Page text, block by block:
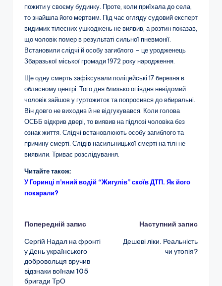
пожити у своєму будинку. Проте, коли приїхала до села,
то знайшла його мертвим. Під час огляду судовий експерт
видимих тілесних ушкоджень не виявив, а розтин показав,
що чоловік помер в результаті сильної пневмонії.
Встановили слідчі й особу загиблого – це уродженець
Збаразької міської громади 1972 року народження.
Ще одну смерть зафіксували поліцейські 17 березня в
обласному центрі. Того дня близько опівдня невідомий
чоловік зайшов у гуртожиток та попросився до вбиральні.
Він довго не виходив й не відгукувався. Коли голова
ОСББ відкрив двері, то виявив на підлозі чоловіка без
ознак життя. Слідчі встановлюють особу загиблого та
причину смерті. Слідів насильницької смерті на тілі не
виявили. Триває розслідування.
Читайте також:
У Горинці п’яний водій “Жигулів” скоїв ДТП. Як його
покарали?
Навігація
по
запису
Попередній запис
Сергій Надал на фронті
у День українського
добровольця вручив
відзнаки воїнам 105
бригади ТрО
Наступний запис
Дешеві ліки. Реальність
чи утопія?